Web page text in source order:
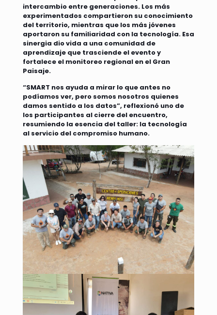
intercambio entre generaciones. Los más
experimentados compartieron su conocimiento
del territorio, mientras que los más jóvenes
aportaron su familiaridad con la tecnología. Esa
sinergia dio vida a una comunidad de
aprendizaje que trasciende el evento y
fortalece el monitoreo regional en el Gran
Paisaje.
“SMART nos ayuda a mirar lo que antes no
podíamos ver, pero somos nosotros quienes
damos sentido a los datos”, reflexionó uno de
los participantes al cierre del encuentro,
resumiendo la esencia del taller: la tecnología
al servicio del compromiso humano.